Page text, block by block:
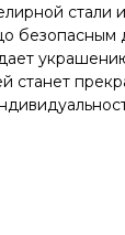
стали
станет